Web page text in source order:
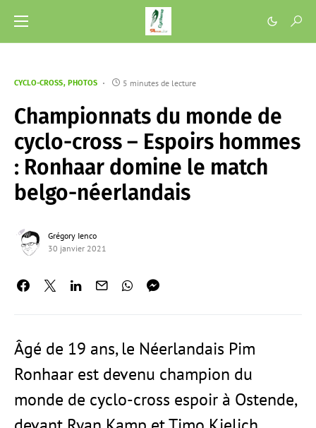
CYCLO-CROSS PHOTOS 5 minutes de lecture
Championnats du monde de
cyclo-cross – Espoirs hommes
: Ronhaar domine le match
belgo-néerlandais
Grégory Ienco
30 janvier 2021
Âgé de 19 ans, le Néerlandais Pim
Ronhaar est devenu champion du
monde de cyclo-cross espoir à Ostende,